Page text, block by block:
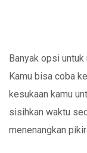
Banyak opsi
Kamu bisa coba
kesukaan kamu
sisihkan waktu
menenangkan